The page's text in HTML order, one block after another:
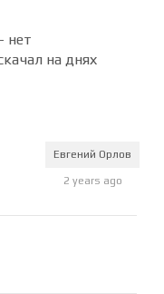
нет
на днях
Евгений Орлов
2 years ago